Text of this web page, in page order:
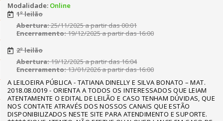
Modalidade: Online
1º leilão
Abertura:25/11/2025 a partir das 00:01
Encerramento:19/12/2025 a partir das 16:00
2º leilão
Abertura:19/12/2025 a partir das 16:04
Encerramento:13/01/2026 a partir das 16:00
A LEILOEIRA PÚBLICA - TATIANA DINELLY E SILVA BONATO – MAT.
2018.08.0019 - ORIENTA A TODOS OS INTERESSADOS QUE LEIAM
ATENTAMENTE O EDITAL DE LEILÃO E CASO TENHAM DÚVIDAS, QUE
NOS CONTATE ATRAVÉS DOS NOSSOS CANAIS QUE ESTÃO
DISPONIBILIZADOS NESTE SITE PARA ATENDIMENTO E SUPORTE.